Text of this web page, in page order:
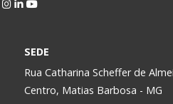
médicas e
a própria viagem.
para viagens nacionais
SEDE
Rua Catharina Scheffer de
Centro, Matias Barbosa - MG